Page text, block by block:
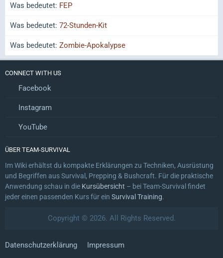
Was bedeutet: FEP
Was bedeutet: 72-Stunden-Kit
Was bedeutet: Zombie-Apokalypse
CONNECT WITH US
Facebook
Instagram
YouTube
ÜBER TEAM-SURVIVAL
Im Wiki erhältst du kompakte Erklärungen zu Techniken, Ausrüstung
und Begriffen aus Survival, Prepping & Bushcraft. Für die praktische
Anwendung schau in die Kursübersicht – bei Team-Survival findet
jeder einen passenden Kurs für ein Survival Training.
Copyright © 2026. All Rights Reserved.
Datenschutzerklärung Impressum